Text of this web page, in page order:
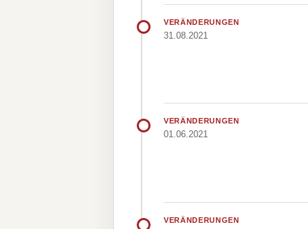
VERÄNDERUNGEN
31.08.2021
VERÄNDERUNGEN
01.06.2021
VERÄNDERUNGEN